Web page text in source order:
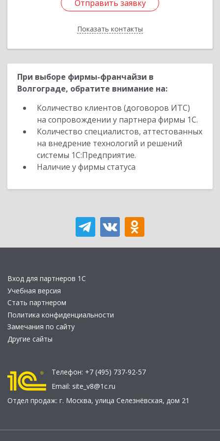
Отправить заявку
Показать контакты
Отправить заявку
Назад
При выборе фирмы-франчайзи в
Волгограде, обратите внимание на:
Количество клиентов (договоров ИТС)
на сопровождении у партнера фирмы 1С.
Количество специалистов, аттестованных
на внедрение технологий и решений
системы 1С:Предприятие.
Наличие у фирмы статуса
Вход для партнеров 1С
Учебная версия
Стать партнером
Политика конфиденциальности
Замечания по сайту
Другие сайты
Телефон: +7 (495) 737-92-57
Email: site_v8@1c.ru
Отдел продаж: г. Москва, улица Селезнёвская, дом 21